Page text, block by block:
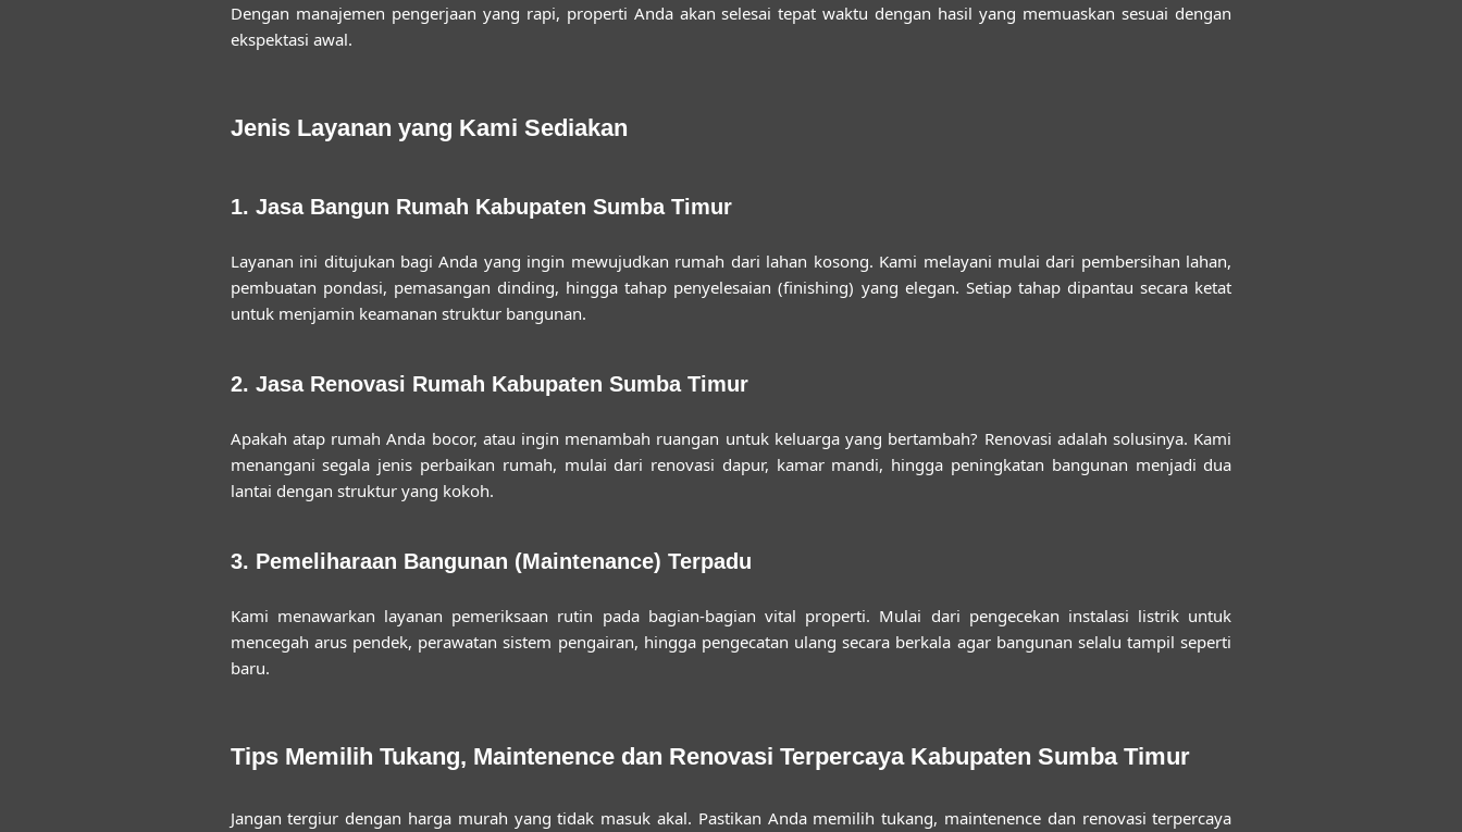
Dengan manajemen pengerjaan yang rapi, properti Anda akan selesai tepat waktu dengan hasil yang memuaskan sesuai dengan
ekspektasi awal.
Jenis Layanan yang Kami Sediakan
1. Jasa Bangun Rumah Kabupaten Sumba Timur
Layanan ini ditujukan bagi Anda yang ingin mewujudkan rumah dari lahan kosong. Kami melayani mulai dari pembersihan lahan,
pembuatan pondasi, pemasangan dinding, hingga tahap penyelesaian (finishing) yang elegan. Setiap tahap dipantau secara ketat
untuk menjamin keamanan struktur bangunan.
2. Jasa Renovasi Rumah Kabupaten Sumba Timur
Apakah atap rumah Anda bocor, atau ingin menambah ruangan untuk keluarga yang bertambah? Renovasi adalah solusinya. Kami
menangani segala jenis perbaikan rumah, mulai dari renovasi dapur, kamar mandi, hingga peningkatan bangunan menjadi dua
lantai dengan struktur yang kokoh.
3. Pemeliharaan Bangunan (Maintenance) Terpadu
Kami menawarkan layanan pemeriksaan rutin pada bagian-bagian vital properti. Mulai dari pengecekan instalasi listrik untuk
mencegah arus pendek, perawatan sistem pengairan, hingga pengecatan ulang secara berkala agar bangunan selalu tampil seperti
baru.
Tips Memilih Tukang, Maintenence dan Renovasi Terpercaya Kabupaten Sumba Timur
Jangan tergiur dengan harga murah yang tidak masuk akal. Pastikan Anda memilihtukang, maintenence dan renovasi terpercaya